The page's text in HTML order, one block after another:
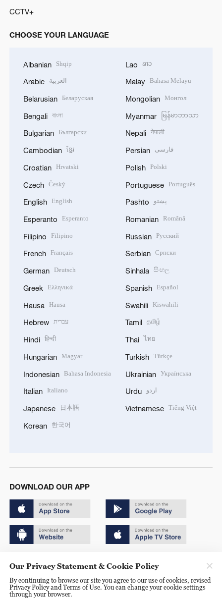
CCTV+
CHOOSE YOUR LANGUAGE
Albanian Shqip
Arabic العربية
Belarusian Беларуская
Bengali বাংলা
Bulgarian Български
Cambodian ខ្មែរ
Croatian Hrvatski
Czech Český
English English
Esperanto Esperanto
Filipino Filipino
French Français
German Deutsch
Greek Ελληνικά
Hausa Hausa
Hebrew עברית
Hindi हिन्दी
Hungarian Magyar
Indonesian Bahasa Indonesia
Italian Italiano
Japanese 日本語
Korean 한국어
Lao ລາວ
Malay Bahasa Melayu
Mongolian Монгол
Myanmar မြန်မာဘာသာ
Nepali नेपाली
Persian فارسی
Polish Polski
Portuguese Português
Pashto پښتو
Romanian Română
Russian Русский
Serbian Српски
Sinhala සිංහල
Spanish Español
Swahili Kiswahili
Tamil தமிழ்
Thai ไทย
Turkish Türkçe
Ukrainian Українська
Urdu اردو
Vietnamese Tiếng Việt
DOWNLOAD OUR APP
京ICP备20000184号
京公网安备 11010502050052号
Our Privacy Statement & Cookie Policy
By continuing to browse our site you agree to our use of cookies, revised
Privacy Policy and Terms of Use. You can change your cookie settings
through your browser.